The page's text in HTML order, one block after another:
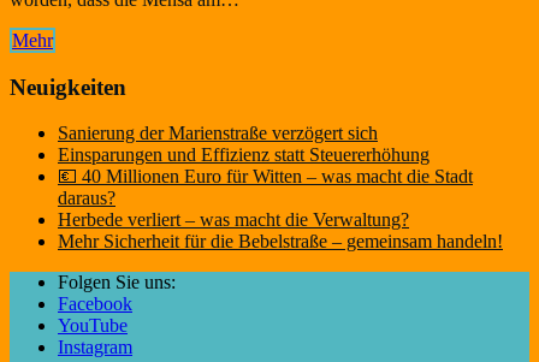
Mehr
Neuigkeiten
Sanierung der Marienstraße verzögert sich
Einsparungen und Effizienz statt Steuererhöhung
💶 40 Millionen Euro für Witten – was macht die Stadt
daraus?
Herbede verliert – was macht die Verwaltung?
Mehr Sicherheit für die Bebelstraße – gemeinsam handeln!
Folgen Sie uns:
Facebook
YouTube
Instagram